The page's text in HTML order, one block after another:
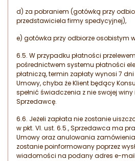
d) za pobraniem (gotówką przy
przedstawiciela firmy spedycyjnej),
e) gotówka przy odbiorze osobistym
6.5. W przypadku płatności
pośrednictwem systemu płatności
płatniczą, termin zapłaty wynosi 7
Umowy, chyba że Klient będący
spełnić świadczenia z nie swojej
Sprzedawcę.
6.6. Jeżeli zapłata nie zostanie
w pkt. VI. ust. 6.5., Sprzedawca ma
Umowy oraz anulowania
zostanie poinformowany poprzez
wiadomości na podany adres e-